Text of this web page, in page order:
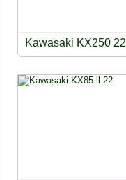
Kawasaki KX250 22